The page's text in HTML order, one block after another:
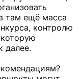
там ещё масса
контролю
далее.